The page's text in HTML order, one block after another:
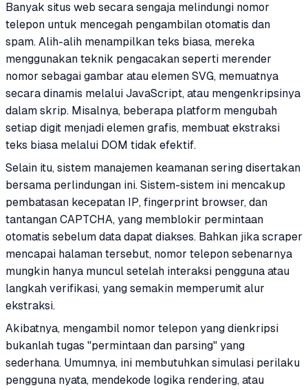
Banyak situs web secara sengaja melindungi nomor
telepon untuk mencegah pengambilan otomatis dan
spam. Alih-alih menampilkan teks biasa, mereka
menggunakan teknik pengacakan seperti merender
nomor sebagai gambar atau elemen SVG, memuatnya
secara dinamis melalui JavaScript, atau mengenkripsinya
dalam skrip. Misalnya, beberapa platform mengubah
setiap digit menjadi elemen grafis, membuat ekstraksi
teks biasa melalui DOM tidak efektif.
Selain itu, sistem manajemen keamanan sering disertakan
bersama perlindungan ini. Sistem-sistem ini mencakup
pembatasan kecepatan IP, fingerprint browser, dan
tantangan CAPTCHA, yang memblokir permintaan
otomatis sebelum data dapat diakses. Bahkan jika scraper
mencapai halaman tersebut, nomor telepon sebenarnya
mungkin hanya muncul setelah interaksi pengguna atau
langkah verifikasi, yang semakin memperumit alur
ekstraksi.
Akibatnya, mengambil nomor telepon yang dienkripsi
bukanlah tugas "permintaan dan parsing" yang
sederhana. Umumnya, ini membutuhkan simulasi perilaku
pengguna nyata, mendekode logika rendering, atau